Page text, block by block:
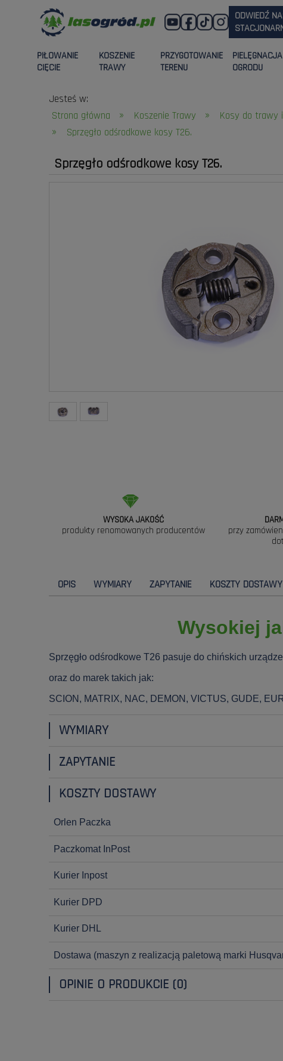
ODWIEDŹ
PIŁOWANIE
CIĘCIE
KOSZENIE
TRAWY
PRZYGOTOWANIE
TERENU
PIELĘGNACJA
OGRODU
Jesteś w:
Strona główna
» Koszenie Trawy » Kosy do trawy
» Sprzęgło odśrodkowe kosy T26.
Sprzęgło odśrodkowe kosy T26.
WYSOKA JAKOŚĆ
produkty renomowanych producentów
przy
OPIS WYMIARY ZAPYTANIE KOSZTY DOSTAWY
Wysokiej
Sprzęgło odśrodkowe T26 pasuje do chińskich
oraz do marek takich jak:
SCION, MATRIX, NAC, DEMON, VICTUS, GUDE,
WYMIARY
ZAPYTANIE
KOSZTY DOSTAWY
Orlen Paczka
Paczkomat InPost
Kurier Inpost
Kurier DPD
Kurier DHL
Dostawa (maszyn z realizacją paletową marki
OPINIE O PRODUKCIE (0)